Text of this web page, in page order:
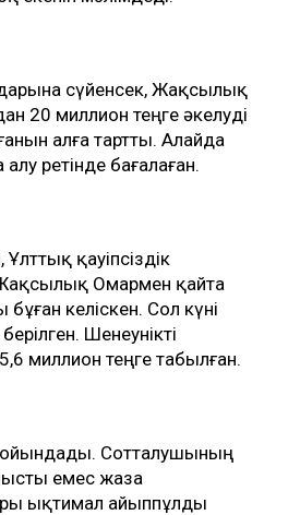
сүйенсек, Жақсылық
20 миллион теңге әкелуді
алға тартты. Алайда
ретінде бағалаған.
Ұлттық қауіпсіздік
Омармен қайта
келіскен. Сол күні
Шенеунікті
миллион теңге табылған.
Сотталушының
емес жаза
ықтимал айыппұлды